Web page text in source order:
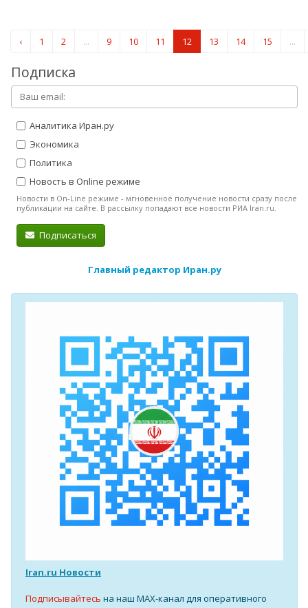
‹ 1 2 ... 9 10 11 12 13 14 15 ...
Подписка
Аналитика Иран.ру
Экономика
Политика
Новость в Online режиме
Новости в On-Line режиме - мгновенное получение новости сразу после
публикации на сайте. В рассылку попадают все новости РИА Iran.ru.
Подписаться
Главный редактор Иран.ру
Iran.ru Новости
Подписывайтесь на наш MAX-канал для оперативного